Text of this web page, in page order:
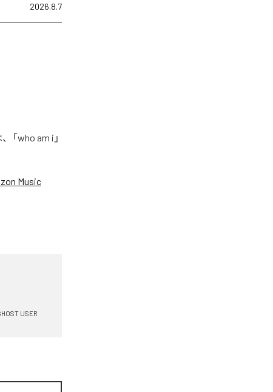
2026.8.7
「who am i」
Music
USER